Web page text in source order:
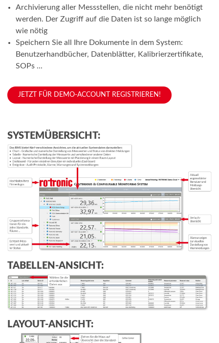
Archivierung aller Messstellen, die nicht mehr benötigt
werden. Der Zugriff auf die Daten ist so lange möglich
wie nötig
Speichern Sie all Ihre Dokumente in dem System:
Benutzerhandbücher, Datenblätter, Kalibrierzertifikate,
SOPs ...
JETZT FÜR DEMO-ACCOUNT REGISTRIEREN!
SYSTEMÜBERSICHT:
TABELLEN-ANSICHT:
LAYOUT-ANSICHT: